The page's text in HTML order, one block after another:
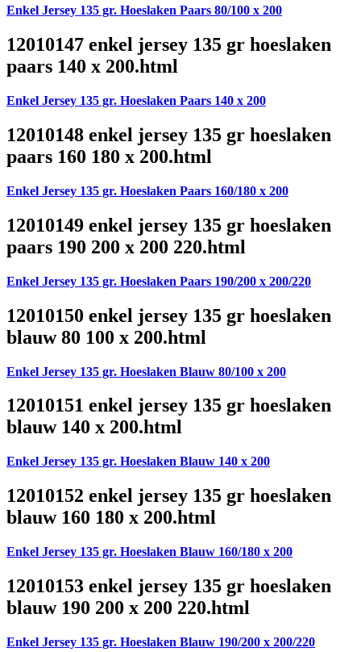
Enkel Jersey 135 gr. Hoeslaken Paars 80/100 x 200
12010147 enkel jersey 135 gr hoeslaken
paars 140 x 200.html
Enkel Jersey 135 gr. Hoeslaken Paars 140 x 200
12010148 enkel jersey 135 gr hoeslaken
paars 160 180 x 200.html
Enkel Jersey 135 gr. Hoeslaken Paars 160/180 x 200
12010149 enkel jersey 135 gr hoeslaken
paars 190 200 x 200 220.html
Enkel Jersey 135 gr. Hoeslaken Paars 190/200 x 200/220
12010150 enkel jersey 135 gr hoeslaken
blauw 80 100 x 200.html
Enkel Jersey 135 gr. Hoeslaken Blauw 80/100 x 200
12010151 enkel jersey 135 gr hoeslaken
blauw 140 x 200.html
Enkel Jersey 135 gr. Hoeslaken Blauw 140 x 200
12010152 enkel jersey 135 gr hoeslaken
blauw 160 180 x 200.html
Enkel Jersey 135 gr. Hoeslaken Blauw 160/180 x 200
12010153 enkel jersey 135 gr hoeslaken
blauw 190 200 x 200 220.html
Enkel Jersey 135 gr. Hoeslaken Blauw 190/200 x 200/220